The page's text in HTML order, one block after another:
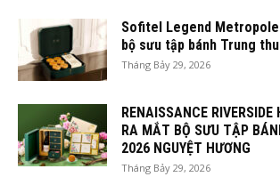
Sofitel Legend
bộ sưu tập bánh Trung
Tháng Bảy 29, 2026
RENAISSANCE RIVERSIDE
RA MẮT BỘ SƯU TẬP
2026 NGUYỆT HƯƠNG
Tháng Bảy 29, 2026